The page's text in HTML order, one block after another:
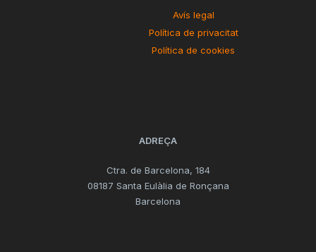
Avís legal
Política de privacitat
Política de cookies
ADREÇA
Ctra. de Barcelona, 184
08187 Santa Eulàlia de Ronçana
Barcelona